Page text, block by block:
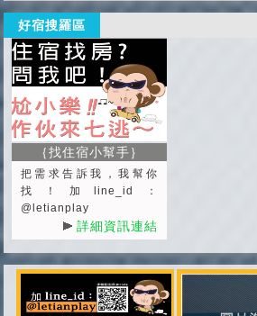
好宿搜羅區
｛找住宿小幫手｝
把需求告訴我，我幫你
找！加line_id：
@letianplay
詳細資訊連結